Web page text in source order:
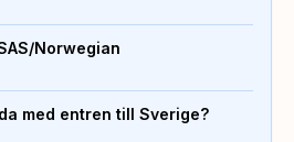
Norwegian
med entren till Sverige?